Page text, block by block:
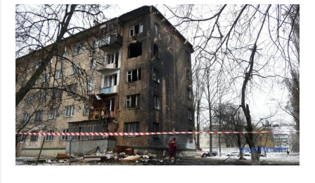
経済・復興
防衛
社会・文化
スポーツ
犯罪
事故・緊急事態
追加
特集
サービス
購読